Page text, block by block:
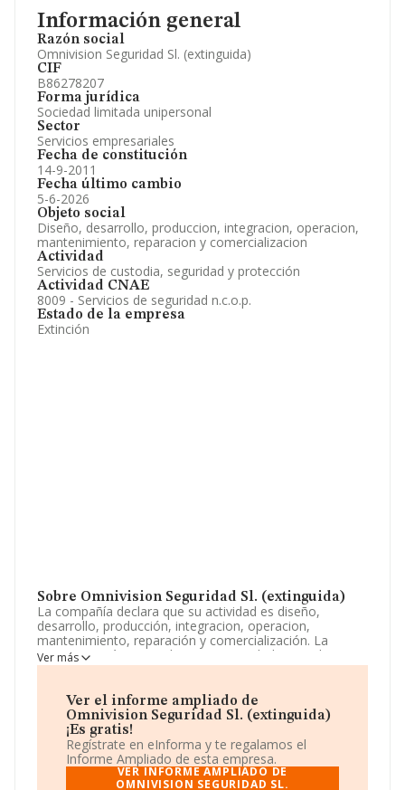
Información general
Razón social
Omnivision Seguridad Sl. (extinguida)
CIF
B86278207
Forma jurídica
Sociedad limitada unipersonal
Sector
Servicios empresariales
Fecha de constitución
14-9-2011
Fecha último cambio
5-6-2026
Objeto social
Diseño, desarrollo, produccion, integracion, operacion,
mantenimiento, reparacion y comercializacion
Actividad
Servicios de custodia, seguridad y protección
Actividad CNAE
8009 - Servicios de seguridad n.c.o.p.
Estado de la empresa
Extinción
Sobre Omnivision Seguridad Sl. (extinguida)
La compañía declara que su actividad es diseño,
desarrollo, producción, integracion, operacion,
mantenimiento, reparación y comercialización. La
empresa está registrada como Sociedad Limitada.
Clasifica su actividad CNAE como '%cnae%', código
exteriores.
Según la Recomendación 2003/361/CE de la Comisión,
de 6 de mayo de 2003, sobre la definición de
microempresas, pequeñas y medianas empresas, la
compañía entra en la categoría de microempresas.
Acerca del rendimiento de la empresa en 2022, frente al
Ver más
Ver el informe ampliado de
Omnivision Seguridad Sl. (extinguida)
¡Es gratis!
Regístrate en eInforma y te regalamos el
Informe Ampliado de esta empresa.
VER INFORME AMPLIADO DE
OMNIVISION SEGURIDAD SL.